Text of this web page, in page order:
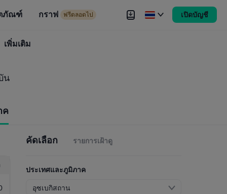
ภัณฑ์ กราฟ ฟรีตลอดไป
ขัน
เปิดบัญชี
ไป
เพิ่มเติม
น
ค
คัดเลือก รายการเฝ้าดู
ประเทศและภูมิภาค
อุซเบกิสถาน